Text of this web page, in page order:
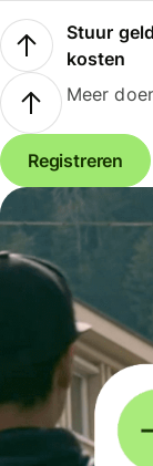
Stuur
kosten
Meer
Registreren